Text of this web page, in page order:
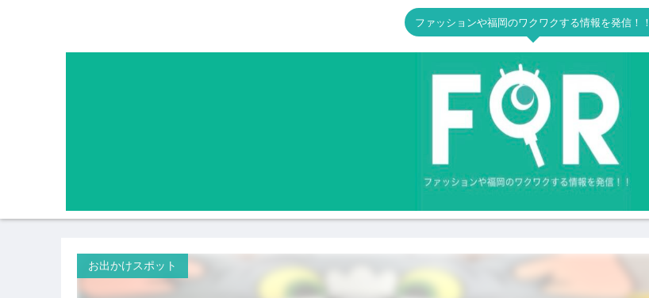
ファッションや福岡のワクワクする情報を発信！！
お出かけスポット